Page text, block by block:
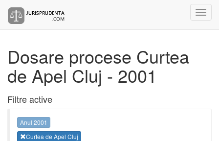
Dosare procese Curtea
de Apel Cluj - 2001
Filtre active
Anul 2001
Curtea de Apel Cluj